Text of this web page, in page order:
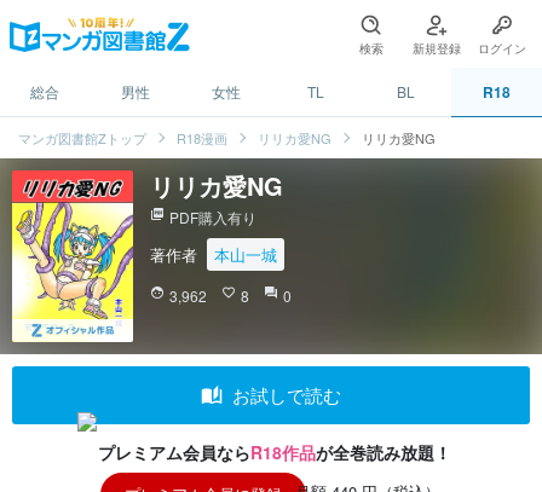
検索 新規登録 ログイン
総合 男性 女性 TL BL R18
マンガ図書館Zトップ R18漫画 リリカ愛NG リリカ愛NG
リリカ愛NG
picture_as_pdf PDF購入有り
著作者 本山一城
face 3,962 favorite_border 8 question_answer 0
auto_stories お試しで読む
プレミアム会員ならR18作品が全巻読み放題！